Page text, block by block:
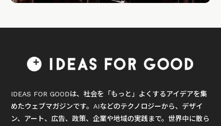
IDEAS FOR GOODは、社会を「もっと」よくするアイデアを集
めたウェブマガジンです。AIなどのテクノロジーから、デザイ
ン、アート、広告、政策、企業や地域の実践まで。世界中に散ら